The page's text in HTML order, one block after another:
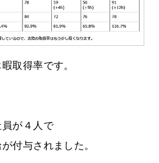
取得率です。
が４人で
付与されました。